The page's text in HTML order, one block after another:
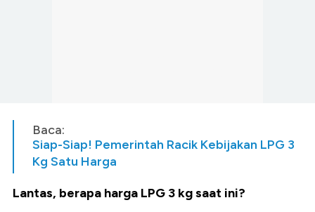
Baca:
Siap-Siap! Pemerintah Racik Kebijakan LPG 3
Kg Satu Harga
Lantas, berapa harga LPG 3 kg saat ini?